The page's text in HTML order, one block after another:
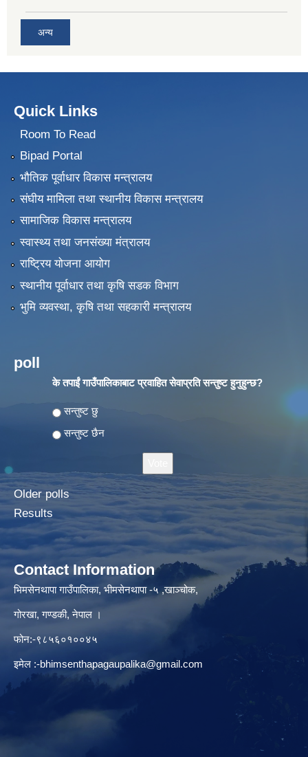
अन्य
Quick Links
Room To Read
Bipad Portal
भौतिक पूर्वाधार विकास मन्त्रालय
संघीय मामिला तथा स्थानीय विकास मन्त्रालय
सामाजिक विकास मन्त्रालय
स्वास्थ्य तथा जनसंख्या मंत्रालय
राष्ट्रिय योजना आयोग
स्थानीय पूर्वाधार तथा कृषि सडक विभाग
भुमि व्यवस्था, कृषि तथा सहकारी मन्त्रालय
poll
के तपाईं गाउँपालिकाबाट प्रवाहित सेवाप्रति सन्तुष्ट हुनुहुन्छ?
Choices
सन्तुष्ट छु
सन्तुष्ट छैन
Older polls
Results
Contact Information
भिमसेनथापा गाउँपालिका, भीमसेनथापा -५ ,खाञ्चोक,
गोरखा, गण्डकी, नेपाल ।
फोन:-९८५६०१००४५
इमेल :-bhimsenthapagaupalika@gmail.com